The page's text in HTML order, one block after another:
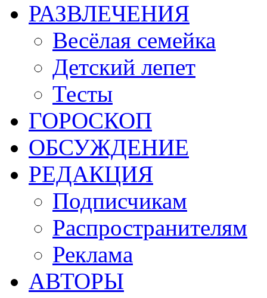
РАЗВЛЕЧЕНИЯ
Весёлая семейка
Детский лепет
Тесты
ГОРОСКОП
ОБСУЖДЕНИЕ
РЕДАКЦИЯ
Подписчикам
Распространителям
Реклама
АВТОРЫ